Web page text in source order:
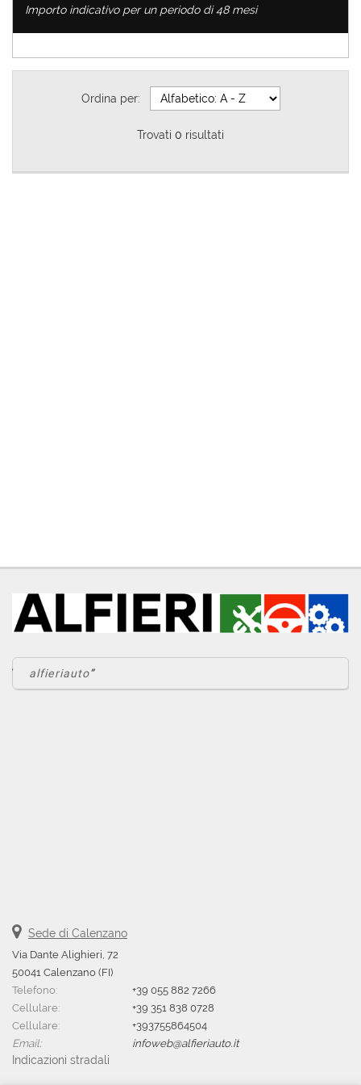
CONTATTI
Importo indicativo per un periodo di 48 mesi
Ordina per:
Trovati 0 risultati
alfieriauto
Sede di Calenzano
Via Dante Alighieri, 72
50041 Calenzano (FI)
Telefono:
+39 055 882 7266
Cellulare:
+39 351 838 0728
Cellulare:
+393755864504
Email:
infoweb@alfieriauto.it
Indicazioni stradali